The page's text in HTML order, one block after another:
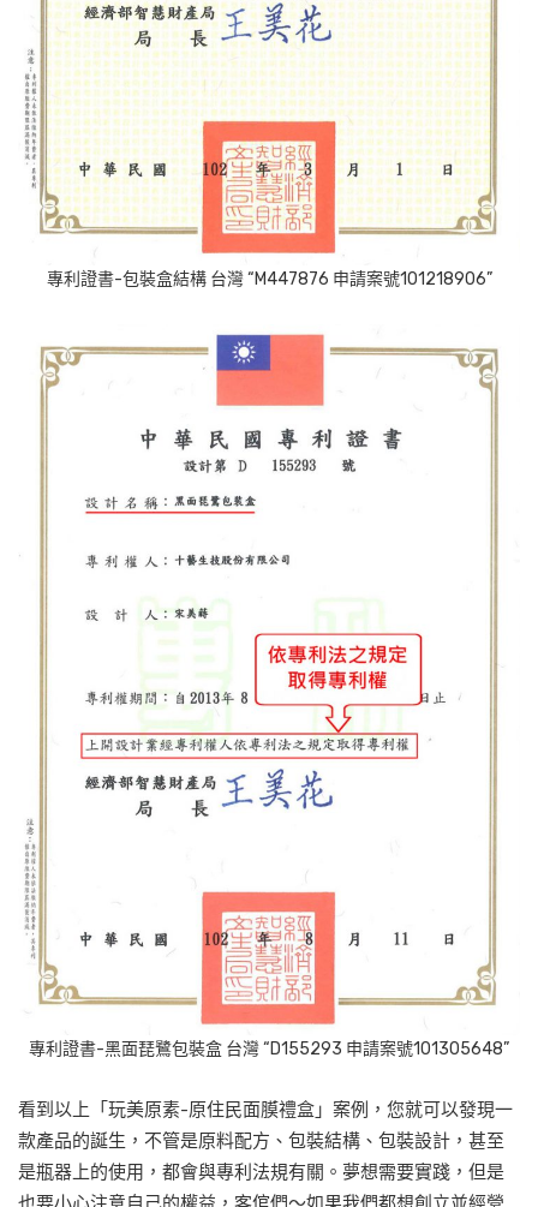
專利證書-包裝盒結構 台灣 “M447876 申請案號101218906”
專利證書-黑面琵鷺包裝盒 台灣 “D155293 申請案號101305648”
看到以上「玩美原素-原住民面膜禮盒」案例，您就可以發現一
款產品的誕生，不管是原料配方、包裝結構、包裝設計，甚至
是瓶器上的使用，都會與專利法規有關。夢想需要實踐，但是